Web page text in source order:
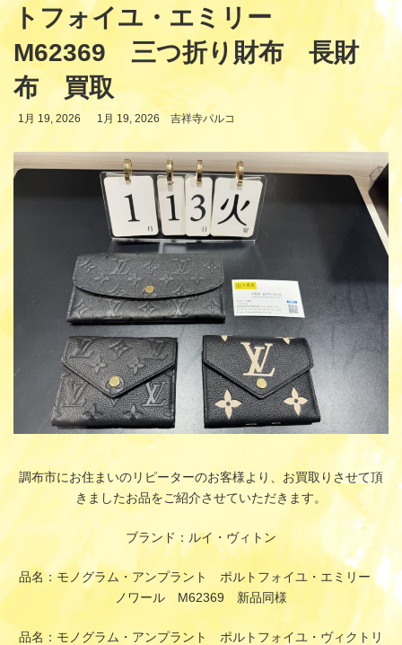
トフォイユ・エミリー
M62369 三つ折り財布 長財
布 買取
1月 19, 2026
最
新
日
時
1月 19, 2026 吉祥寺パルコ
調布市にお住まいのリピーターのお客様より、お買取りさせて頂
きましたお品をご紹介させていただきます。
ブランド：ルイ・ヴィトン
品名：モノグラム・アンプラント ポルトフォイユ・エミリー
ノワール M62369 新品同様
品名：モノグラム・アンプラント ポルトフォイユ・ヴィクトリ